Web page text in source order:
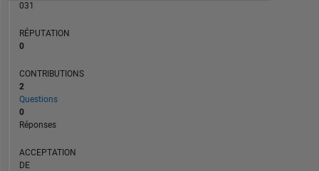
031
RÉPUTATION
0
CONTRIBUTIONS
2
Questions
0
Réponses
ACCEPTATION
DE